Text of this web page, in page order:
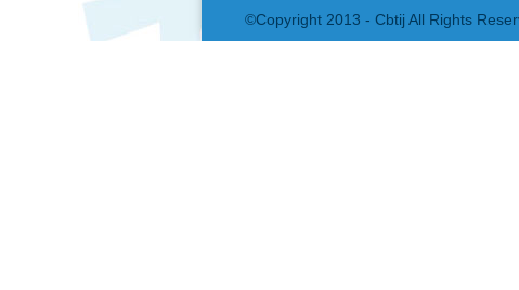
©Copyright 2013 - Cbtij All Rights